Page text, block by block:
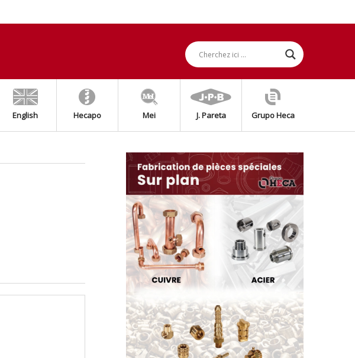
English Hecapo Mei J. Pareta Grupo Heca